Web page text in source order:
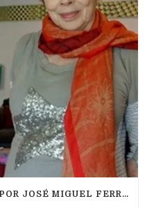
EL DIARIO, ENTREVISTA POR JOSÉ MIGUEL FERRER, MAYO 2021